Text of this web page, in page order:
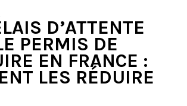
D’ATTENTE
PERMIS DE
EN FRANCE :
LES RÉDUIRE